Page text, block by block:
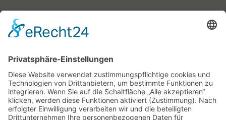
Farbmischerin